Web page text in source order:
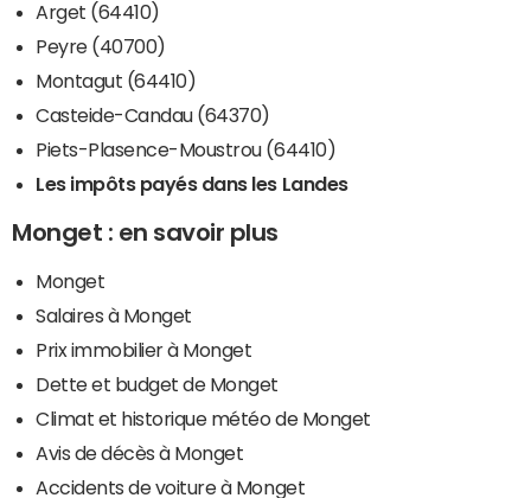
Arget (64410)
Peyre (40700)
Montagut (64410)
Casteide-Candau (64370)
Piets-Plasence-Moustrou (64410)
Les impôts payés dans les Landes
Monget : en savoir plus
Monget
Salaires à Monget
Prix immobilier à Monget
Dette et budget de Monget
Climat et historique météo de Monget
Avis de décès à Monget
Accidents de voiture à Monget